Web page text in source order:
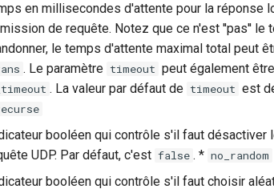
en millisecondes d'attente pour la réponse
de requête. Notez que ce n'est ''pas'' le
le temps d'attente maximal total peut
. Le paramètre timeout peut également
. La valeur par défaut de timeout est
booléen qui contrôle s'il faut désactiver
UDP. Par défaut, c'est false . * no_random
booléen qui contrôle s'il faut choisir